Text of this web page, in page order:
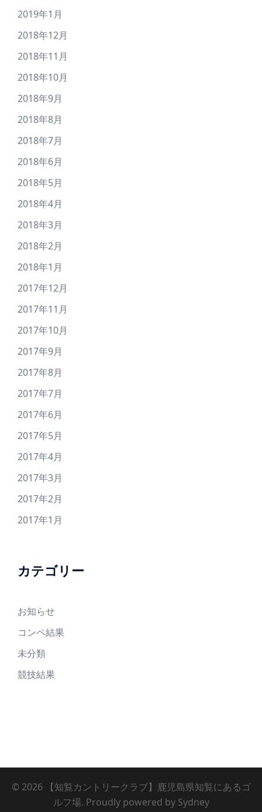
2019年1月
2018年12月
2018年11月
2018年10月
2018年9月
2018年8月
2018年7月
2018年6月
2018年5月
2018年4月
2018年3月
2018年2月
2018年1月
2017年12月
2017年11月
2017年10月
2017年9月
2017年8月
2017年7月
2017年6月
2017年5月
2017年4月
2017年3月
2017年2月
2017年1月
カテゴリー
お知らせ
コンペ結果
未分類
競技結果
© 2026 【知覧カントリークラブ】鹿児島県知覧にあるゴ
ルフ場. Proudly powered by Sydney